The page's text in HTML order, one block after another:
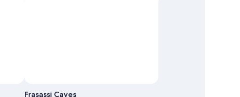
Frasassi Caves